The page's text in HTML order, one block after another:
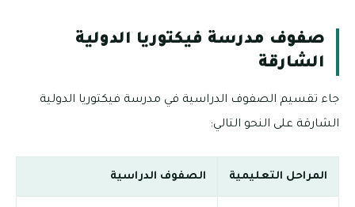
صفوف مدرسة فيكتوريا الدولية
الشارقة
جاء تقسيم الصفوف الدراسية في مدرسة فيكتوريا الدولية
الشارقة على النحو التالي:
المراحل التعليمية الصفوف الدراسية